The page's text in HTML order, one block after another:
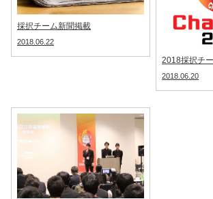
採択チーム新聞掲載
2018.06.22
2018採択チ
2018.06.20